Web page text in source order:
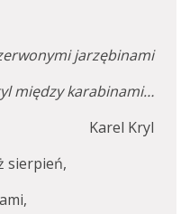
jarzębinami
między karabinami…
Karel Kryl
sierpień,